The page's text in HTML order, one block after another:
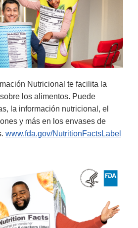
Nutricional te facilita la
los alimentos. Puede
la información nutricional, el
y más en los envases de
www.fda.gov/NutritionFactsLabel